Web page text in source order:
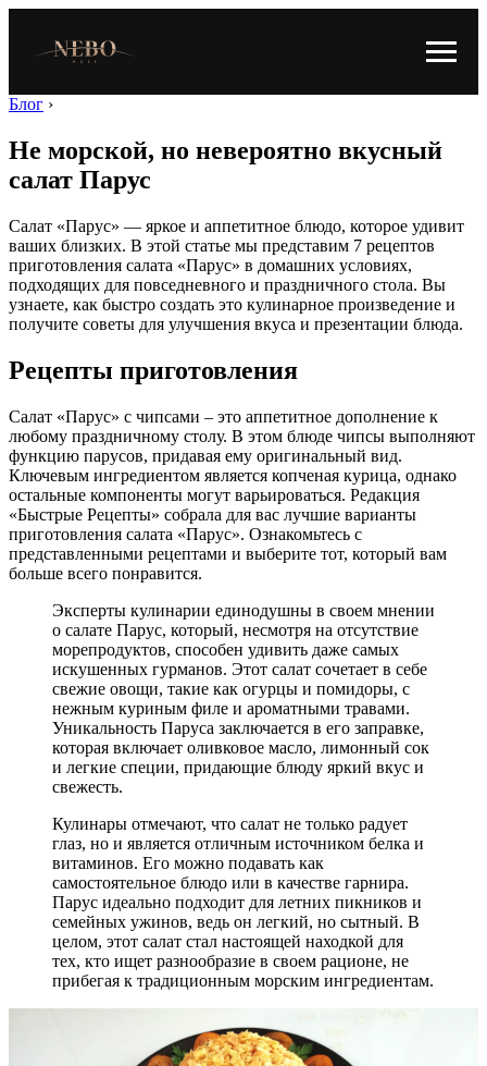
Блог ›
Не морской, но невероятно вкусный
салат Парус
Салат «Парус» — яркое и аппетитное блюдо, которое удивит
ваших близких. В этой статье мы представим 7 рецептов
приготовления салата «Парус» в домашних условиях,
подходящих для повседневного и праздничного стола. Вы
узнаете, как быстро создать это кулинарное произведение и
получите советы для улучшения вкуса и презентации блюда.
Рецепты приготовления
Салат «Парус» с чипсами – это аппетитное дополнение к
любому праздничному столу. В этом блюде чипсы выполняют
функцию парусов, придавая ему оригинальный вид.
Ключевым ингредиентом является копченая курица, однако
остальные компоненты могут варьироваться. Редакция
«Быстрые Рецепты» собрала для вас лучшие варианты
приготовления салата «Парус». Ознакомьтесь с
представленными рецептами и выберите тот, который вам
больше всего понравится.
Эксперты кулинарии единодушны в своем мнении
о салате Парус, который, несмотря на отсутствие
морепродуктов, способен удивить даже самых
искушенных гурманов. Этот салат сочетает в себе
свежие овощи, такие как огурцы и помидоры, с
нежным куриным филе и ароматными травами.
Уникальность Паруса заключается в его заправке,
которая включает оливковое масло, лимонный сок
и легкие специи, придающие блюду яркий вкус и
свежесть.
Кулинары отмечают, что салат не только радует
глаз, но и является отличным источником белка и
витаминов. Его можно подавать как
самостоятельное блюдо или в качестве гарнира.
Парус идеально подходит для летних пикников и
семейных ужинов, ведь он легкий, но сытный. В
целом, этот салат стал настоящей находкой для
тех, кто ищет разнообразие в своем рационе, не
прибегая к традиционным морским ингредиентам.